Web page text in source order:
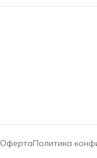
ОфертаПолитика